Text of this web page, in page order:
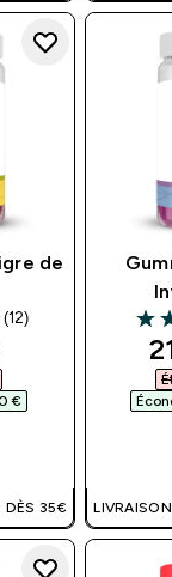
de
(12)
price
€‎
DÈS 35€
4.5